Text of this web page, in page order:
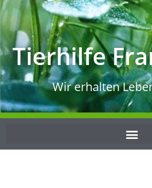
Tierhilfe
Wir erhalten